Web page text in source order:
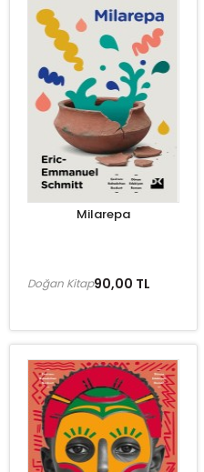
Milarepa
90,00 TL
Doğan Kitap